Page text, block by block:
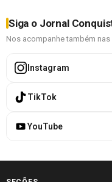
Siga o Jornal
Nos acompanhe também
Instagram
TikTok
YouTube